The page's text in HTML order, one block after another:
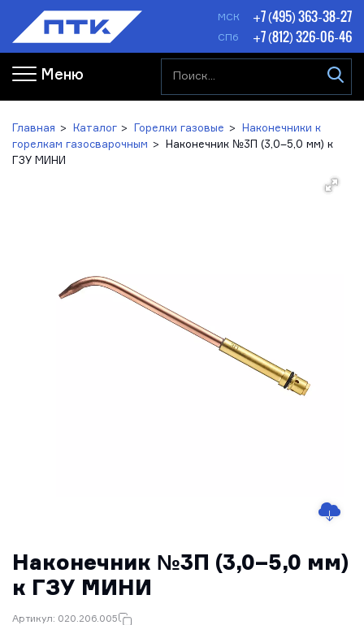
МСК +7 (495) 363-38-27
СПб +7 (812) 326-06-46
Меню
Главная Каталог Горелки газовые
Наконечники к
горелкам газосварочным
Наконечник №3П (3,0–5,0 мм) к
ГЗУ МИНИ
Наконечник №3П (3,0–5,0 мм)
к ГЗУ МИНИ
Артикул: 020.206.005